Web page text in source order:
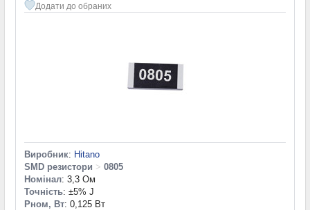
Додати до обраних
Виробник: Hitano
SMD резистори > 0805
Номінал: 3,3 Ом
Точність: ±5% J
Pном, Вт: 0,125 Вт